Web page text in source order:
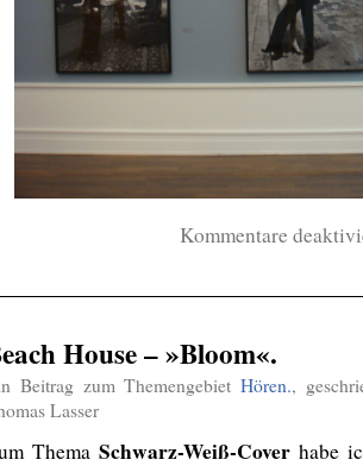
Kommentare
House – »Bloom«.
Beitrag zum ThemengebietHören.,
Lasser
Thema Schwarz-Weiß-Cover habe